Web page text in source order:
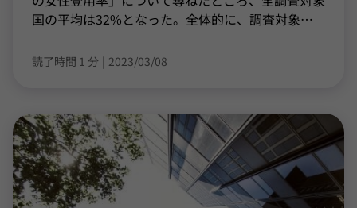
国の平均は32%となった。全体的に、調査対象…
読了時間 1 分 | 2023/03/08